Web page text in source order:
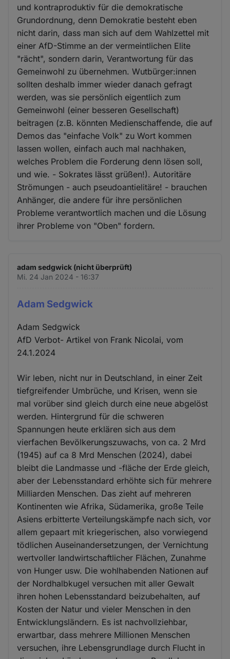
und kontraproduktiv für die demokratische
Grundordnung, denn Demokratie besteht eben
nicht darin, dass man sich auf dem Wahlzettel mit
einer AfD-Stimme an der vermeintlichen Elite
"rächt", sondern darin, Verantwortung für das
Gemeinwohl zu übernehmen. Wutbürger:innen
sollten deshalb immer wieder danach gefragt
werden, was sie persönlich eigentlich zum
Gemeinwohl (einer besseren Gesellschaft)
beitragen (z.B. könnten Medienschaffende, die auf
Demos das "einfache Volk" zu Wort kommen
lassen wollen, einfach auch mal nachhaken,
welches Problem die Forderung denn lösen soll,
und wie. - Sokrates lässt grüßen!). Autoritäre
Strömungen - auch pseudoantielitäre! - brauchen
Anhänger, die andere für ihre persönlichen
Probleme verantwortlich machen und die Lösung
ihrer Probleme von "Oben" fordern.
adam sedgwick (nicht überprüft)
Mi. 24 Jan 2024 - 16:37
Adam Sedgwick
Adam Sedgwick
AfD Verbot- Artikel von Frank Nicolai, vom
24.1.2024
Wir leben, nicht nur in Deutschland, in einer Zeit
tiefgreifender Umbrüche, und Krisen, wenn sie
mal vorüber sind gleich durch eine neue abgelöst
werden. Hintergrund für die schweren
Spannungen heute erklären sich aus dem
vierfachen Bevölkerungszuwachs, von ca. 2 Mrd
(1945) auf ca 8 Mrd Menschen (2024), dabei
bleibt die Landmasse und -fläche der Erde gleich,
aber der Lebensstandard erhöhte sich für mehrere
Milliarden Menschen. Das zieht auf mehreren
Kontinenten wie Afrika, Südamerika, große Teile
Asiens erbitterte Verteilungskämpfe nach sich, vor
allem gepaart mit kriegerischen, also vorwiegend
tödlichen Auseinandersetzungen, der Vernichtung
wertvoller landwirtschaftlicher Flächen, Zunahme
von Hunger usw. Die wohlhabenden Nationen auf
der Nordhalbkugel versuchen mit aller Gewalt
ihren hohen Lebensstandard beizubehalten, auf
Kosten der Natur und vieler Menschen in den
Entwicklungsländern. Es ist nachvollziehbar,
erwartbar, dass mehrere Millionen Menschen
versuchen, ihre Lebensgrundlage durch Flucht in